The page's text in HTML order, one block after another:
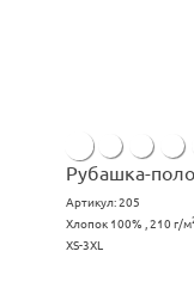
Рубашка-
Артикул:205
Хлопок 100% , 210 г/м
XS-3XL